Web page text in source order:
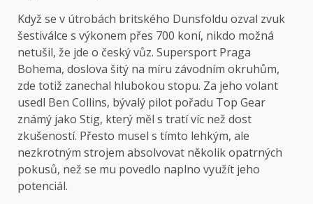
Když se v útrobách britského Dunsfoldu ozval zvuk
šestiválce s výkonem přes 700 koní, nikdo možná
netušil, že jde o český vůz. Supersport Praga
Bohema, doslova šitý na míru závodním okruhům,
zde totiž zanechal hlubokou stopu. Za jeho volant
usedl Ben Collins, bývalý pilot pořadu Top Gear
známý jako Stig, který měl s tratí víc než dost
zkušeností. Přesto musel s tímto lehkým, ale
nezkrotným strojem absolvovat několik opatrných
pokusů, než se mu povedlo naplno využít jeho
potenciál.